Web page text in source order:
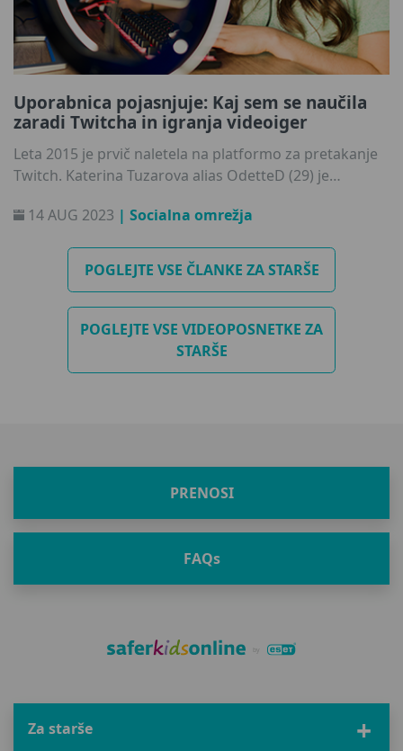
Uporabnica pojasnjuje: Kaj sem se naučila
zaradi Twitcha in igranja videoiger
Leta 2015 je prvič naletela na platformo za pretakanje
Twitch. Katerina Tuzarova alias OdetteD (29) je
pozneje prerasel v delo s krajšim delovnim časom, ki ji
zaslužek. Postala je ena od desetih najboljših igralk
priljubljene strateške igre Age of Empires 2. V
nadaljevanju si preberite več o njenih izkušnjah.
14 AUG 2023 | Socialna omrežja
POGLEJTE VSE ČLANKE ZA STARŠE
POGLEJTE VSE VIDEOPOSNETKE ZA
STARŠE
PRENOSI
FAQs
Za starše